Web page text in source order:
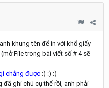
khung tên để in với khổ giấy
File trong bài viết số # 4 sẽ
chẳng được :) :) :)
ghi chú cụ thể rồi, anh phải